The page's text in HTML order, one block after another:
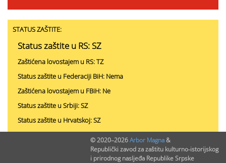
STATUS ZAŠTITE:
Status zaštite u RS: SZ
Zaštićena lovostajem u RS: TZ
Status zaštite u Federaciji BiH: Nema
Zaštićena lovostajem u FBiH: Ne
Status zaštite u Srbiji: SZ
Status zaštite u Hrvatskoj: SZ
Status zaštite u Crnoj Gori: Z
© 2020–2026Arbor Magna&
Republički zavod za zaštitu kulturno-istorijskog
i prirodnog nasljeđa Republike Srpske